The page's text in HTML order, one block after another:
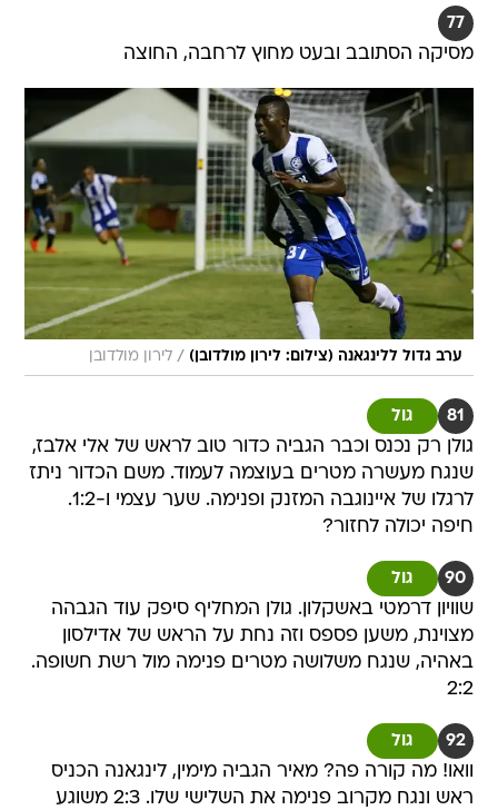
77
מסיקה הסתובב ובעט מחוץ לרחבה, החוצה
ערב גדול ללינגאנה (צילום: לירון מולדובן) / לירון מולדובן
81 גול
גולן רק נכנס וכבר הגביה כדור טוב לראש של אלי אלבז,
שנגח מעשרה מטרים בעוצמה לעמוד. משם הכדור ניתז
לרגלו של איינוגבה המזנק ופנימה. שער עצמי ו-1:2.
חיפה יכולה לחזור?
90 גול
שוויון דרמטי באשקלון. גולן המחליף סיפק עוד הגבהה
מצוינת, משען פספס וזה נחת על הראש של אדילסון
באהיה, שנגח משלושה מטרים פנימה מול רשת חשופה.
2:2
92 גול
וואו! מה קורה פה? מאיר הגביה מימין, לינגאנה הכניס
ראש ונגח מקרוב פנימה את השלישי שלו. 2:3 משוגע